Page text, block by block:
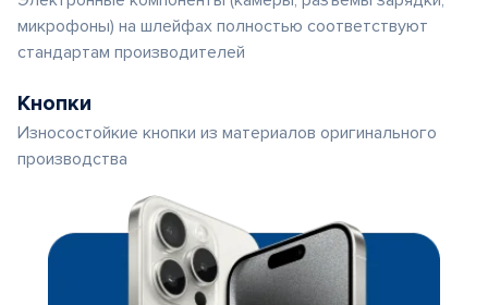
микрофоны) на шлейфах полностью соответствуют
стандартам производителей
Кнопки
Износостойкие кнопки из материалов оригинального
производства